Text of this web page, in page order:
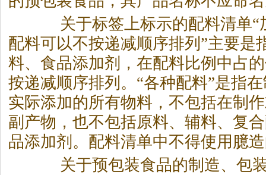
关于标签上标示的配料清单“
配料可以不按递减顺序排列”主要是
料、食品添加剂，在配料比例中占
按递减顺序排列。“各种配料”是指
实际添加的所有物料，不包括在制
副产物，也不包括原料、辅料、复
品添加剂。配料清单中不得使用臆
关于预包装食品的制造、包装